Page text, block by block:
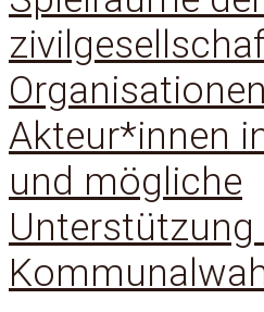
Akteur*innen
und mögliche
Unterstützung